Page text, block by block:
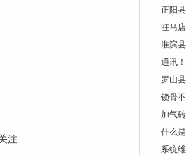
注
正阳
驻马
淮滨
通讯
罗山
锁骨
加气
什么
系统